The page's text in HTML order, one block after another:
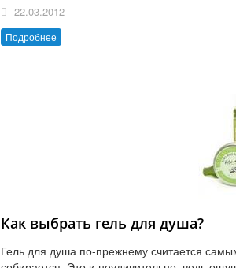
22.03.2012
Подробнее
Как выбрать гель для душа?
Гель для душа по-прежнему считается